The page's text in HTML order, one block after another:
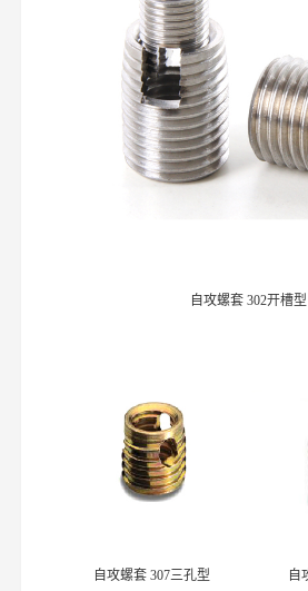
自攻螺套 302开槽型
自攻螺套 307三孔型 自